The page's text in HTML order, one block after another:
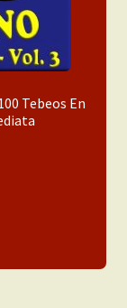
Tebeos En